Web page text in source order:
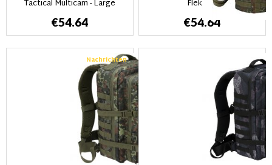
Tactical Multicam - Large
€54.64
Flektarn
€54.64
Nachrichten